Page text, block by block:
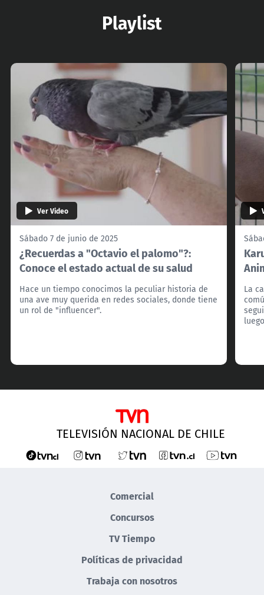
Playlist
Ver Video
Sábado 7 de junio de 2025
¿Recuerdas a "Octavio el palomo"?:
Conoce el estado actual de su salud
Hace un tiempo conocimos la peculiar historia de
una ave muy querida en redes sociales, donde tiene
un rol de "influencer".
La
TELEVISIÓN NACIONAL DE CHILE
Comercial
Concursos
TV Tiempo
Políticas de privacidad
Trabaja con nosotros